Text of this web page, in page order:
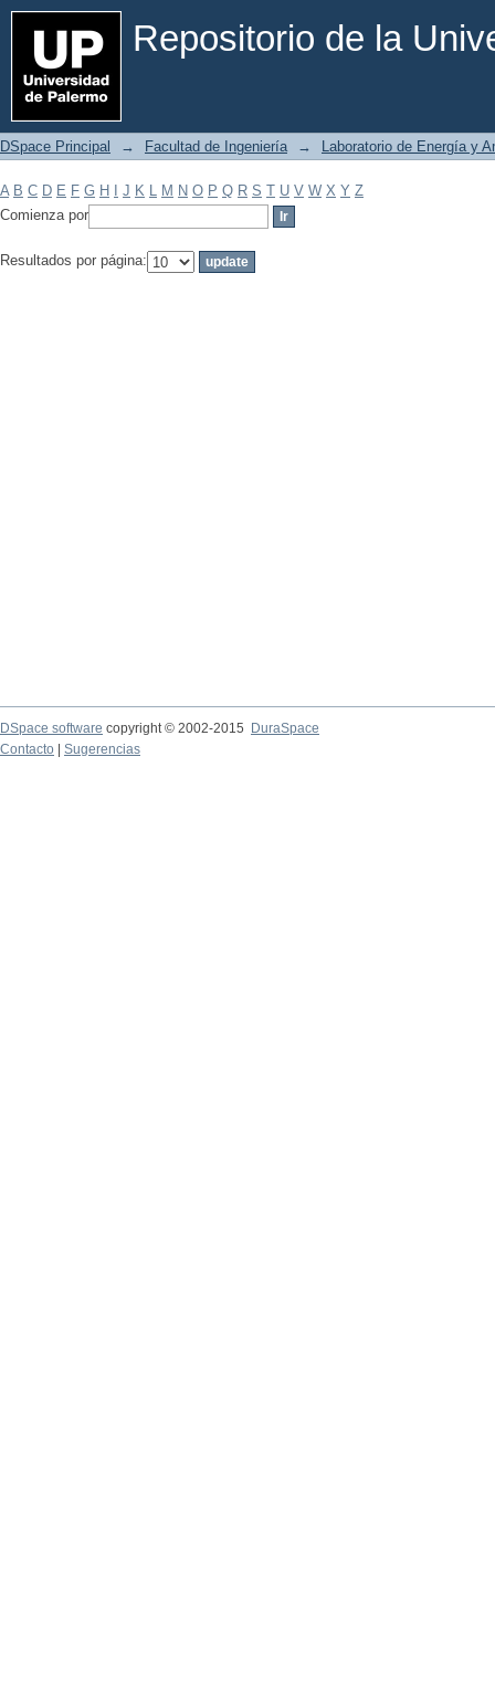
Repositorio de la
Filtrar por: Materia
DSpace Principal → Facultad de Ingeniería → Laboratorio de Energía y
A B C D E F G H J K L M N O P Q R S T U V W X Y Z
Comienza por
Resultados por página:
DSpace software copyright © 2002-2015
DuraSpace
Contacto
Sugerencias